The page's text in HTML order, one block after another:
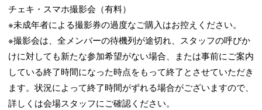
チェキ・スマホ撮影会（有料）
※未成年者による撮影券の過度なご購入はお控えください。
※撮影会は、全メンバーの待機列が途切れ、スタッフの呼びか
けに対しても新たな参加希望がない場合、または事前にご案内
している終了時間になった時点をもって終了とさせていただき
ます。状況によって終了時間がずれる場合がございますので、
詳しくは会場スタッフにご確認ください。